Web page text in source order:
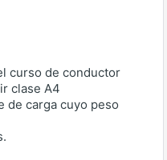
curso de conductor
clase A4
de carga cuyo peso